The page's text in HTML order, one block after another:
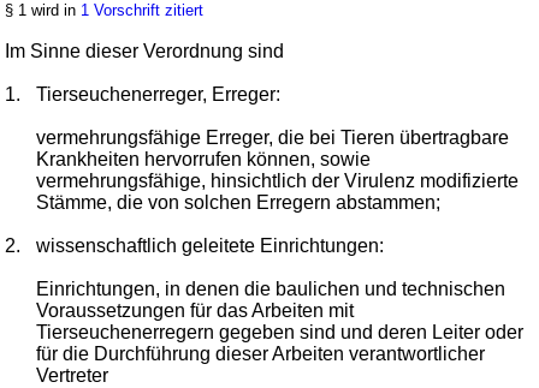
§ 1 wird in 1 Vorschrift zitiert
Im Sinne dieser Verordnung sind
1. Tierseuchenerreger, Erreger:
vermehrungsfähige Erreger, die bei Tieren übertragbare
Krankheiten hervorrufen können, sowie
vermehrungsfähige, hinsichtlich der Virulenz modifizierte
Stämme, die von solchen Erregern abstammen;
2. wissenschaftlich geleitete Einrichtungen:
Einrichtungen, in denen die baulichen und technischen
Voraussetzungen für das Arbeiten mit
Tierseuchenerregern gegeben sind und deren Leiter oder
für die Durchführung dieser Arbeiten verantwortlicher
Vertreter